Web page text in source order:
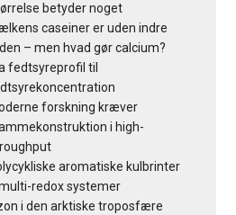
betyder noget
caseiner er uden indre
– men hvad gør calcium?
fedtsyreprofil til
forskning kræver
i high-
aromatiske kulbrinter
redox systemer
i den arktiske troposfære